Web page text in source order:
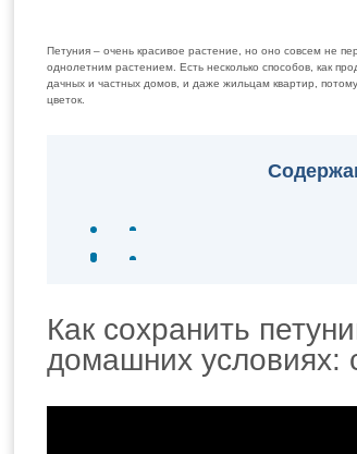
Петуния – очень красивое растение, но оно совсем не
однолетним растением. Есть несколько способов, как
дачных и частных домов, и даже жильцам квартир,
цветок.
Как сохранить
домашних условиях: